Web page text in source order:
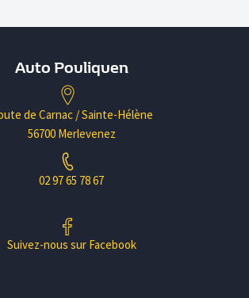
Auto Pouliquen
de Carnac / Sainte-Hélène
56700 Merlevenez
02 97 65 78 67
Suivez-nous sur Facebook